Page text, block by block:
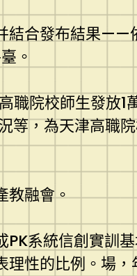
結合發布結果——
。
職院校師生發放
等，為天津高職
教融會。
PK系統信創實訓
理性的比例。場